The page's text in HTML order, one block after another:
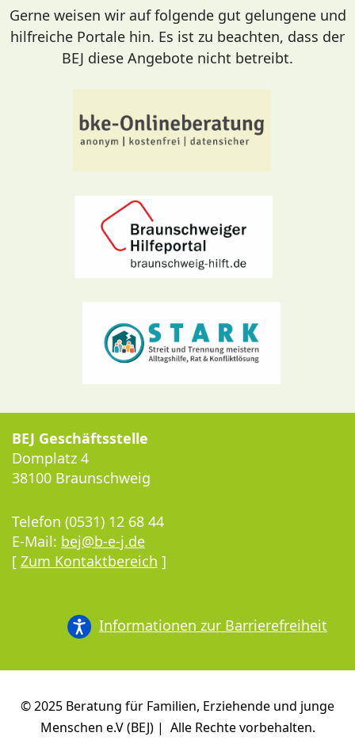
Gerne weisen wir auf folgende gut gelungene und
hilfreiche Portale hin. Es ist zu beachten, dass der
BEJ diese Angebote nicht betreibt.
BEJ Geschäftsstelle
Domplatz 4
38100 Braunschweig
Telefon (0531) 12 68 44
E-Mail: bej@b-e-j.de
[ Zum Kontaktbereich ]
Informationen zur Barrierefreiheit
© 2025 Beratung für Familien, Erziehende und junge
Menschen e.V (BEJ) | Alle Rechte vorbehalten.